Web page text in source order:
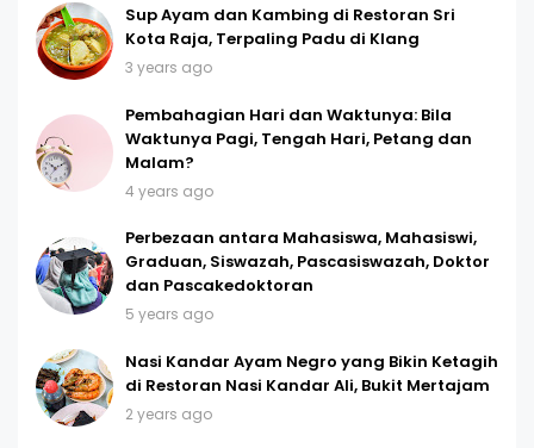
Sup Ayam dan Kambing di Restoran Sri
Kota Raja, Terpaling Padu di Klang
3 years ago
Pembahagian Hari dan Waktunya: Bila
Waktunya Pagi, Tengah Hari, Petang dan
Malam?
4 years ago
Perbezaan antara Mahasiswa, Mahasiswi,
Graduan, Siswazah, Pascasiswazah, Doktor
dan Pascakedoktoran
5 years ago
Nasi Kandar Ayam Negro yang Bikin Ketagih
di Restoran Nasi Kandar Ali, Bukit Mertajam
2 years ago